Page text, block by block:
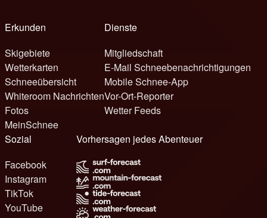
Erkunden
Skigebiete
Wetterkarten
Schneeübersicht
Whiteroom Nachrichten
Fotos
MeinSchnee
Dienste
Mitgliedschaft
E-Mail Schneebenachrichtigungen
Mobile Schnee-App
Vor-Ort-Reporter
Wetter Feeds
Sozial
Facebook
Instagram
TikTok
YouTube
Vorhersagen jedes Abenteuer